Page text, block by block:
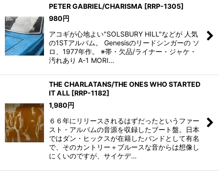
PETER GABRIEL/CHARISMA [RRP-1305]
980 円
アコギが心地よい"SOLSBURY HILL"などが 人気
の1STアルバム。 Genesisのリードシンガーの ソ
ロ、1977年作。 ※帯・欠品/ライナー・ジャケ・
汚れあり A-1 MORI…
THE CHARLATANS/THE ONES WHO STARTED
IT ALL [RRP-1182]
1,980 円
６６年にリリースされるはずだったというファー
スト・アルバムの音源を収録したブート盤。日本
ではダン・ヒックスが在籍したバンドとして有名
で、そのカントリー＋ブルースな音からは想像し
にくいのですが、サイケデ…